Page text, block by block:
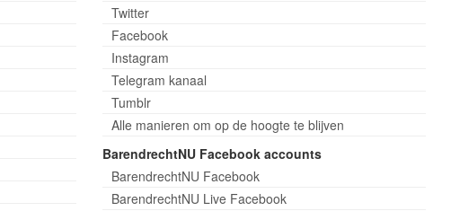
Twitter
Facebook
Instagram
Telegram kanaal
Tumblr
Alle manieren om op de hoogte te blijven
BarendrechtNU Facebook accounts
BarendrechtNU Facebook
BarendrechtNU Live Facebook